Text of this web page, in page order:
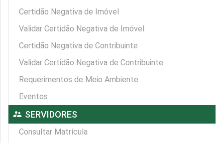
Certidão Negativa de Imóvel
Validar Certidão Negativa de Imóvel
Certidão Negativa de Contribuinte
Validar Certidão Negativa de Contribuinte
Requerimentos de Meio Ambiente
Eventos
supervisor_account SERVIDORES
Consultar Matrícula